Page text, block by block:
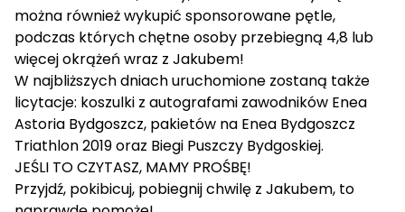
można również wykupić sponsorowane pętle,
podczas których chętne osoby przebiegną 4,8 lub
więcej okrążeń wraz z Jakubem!
W najbliższych dniach uruchomione zostaną także
licytacje: koszulki z autografami zawodników Enea
Astoria Bydgoszcz, pakietów na Enea Bydgoszcz
Triathlon2019 oraz Biegi Puszczy Bydgoskiej.
JEŚLI TO CZYTASZ, MAMY PROŚBĘ!
Przyjdź, pokibicuj, pobiegnij chwilę z Jakubem, to